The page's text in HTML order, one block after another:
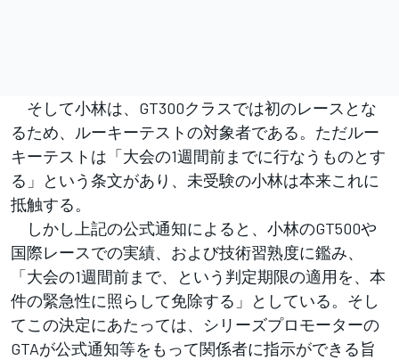
そして小林は、GT300クラスでは初のレースとな
るため、ルーキーテストの対象者である。ただルー
キーテストは「大会の1週間前までに行なうものとす
る」という条文があり、未受験の小林は本来これに
抵触する。
しかし上記の公式通知によると、小林のGT500や
国際レースでの実績、および技術習熟度に鑑み、
「大会の1週間前まで、という判定期限の適用を、本
件の緊急性に照らして免除する」としている。そし
てこの決定にあたっては、シリーズプロモーターの
GTAが公式通知等をもって関係者に指示ができる旨